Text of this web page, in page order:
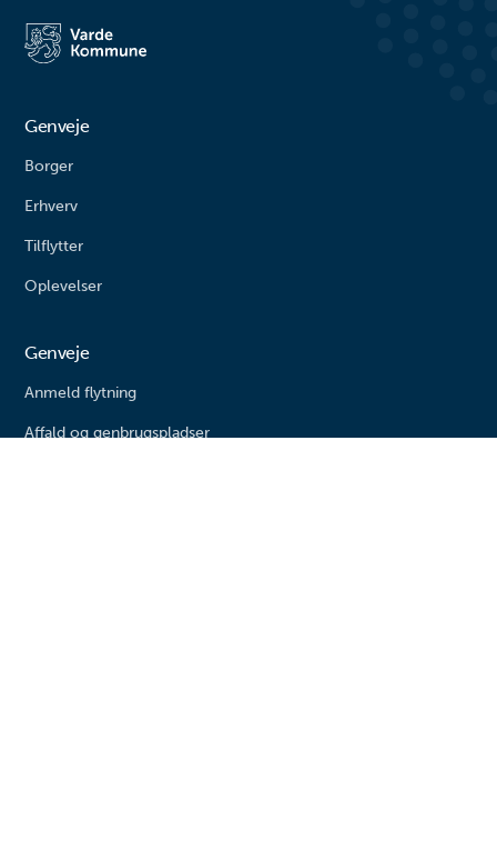
større børn. Her finder du alt fra
vipper og klatrestativ til
Genveje
Borger
Erhverv
Tilflytter
Oplevelser
Genveje
Anmeld flytning
Affald og genbrugspladser